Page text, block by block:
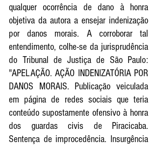
qualquer ocorrência de dano à honra
objetiva da autora a ensejar indenização
por danos morais. A corroborar tal
entendimento, colhe-se da jurisprudência
do Tribunal de Justiça de São Paulo:
"APELAÇÃO. AÇÃO INDENIZATÓRIA POR
DANOS MORAIS. Publicação veiculada
em página de redes sociais que teria
conteúdo supostamente ofensivo à honra
dos guardas civis de Piracicaba.
Sentença de improcedência. Insurgência